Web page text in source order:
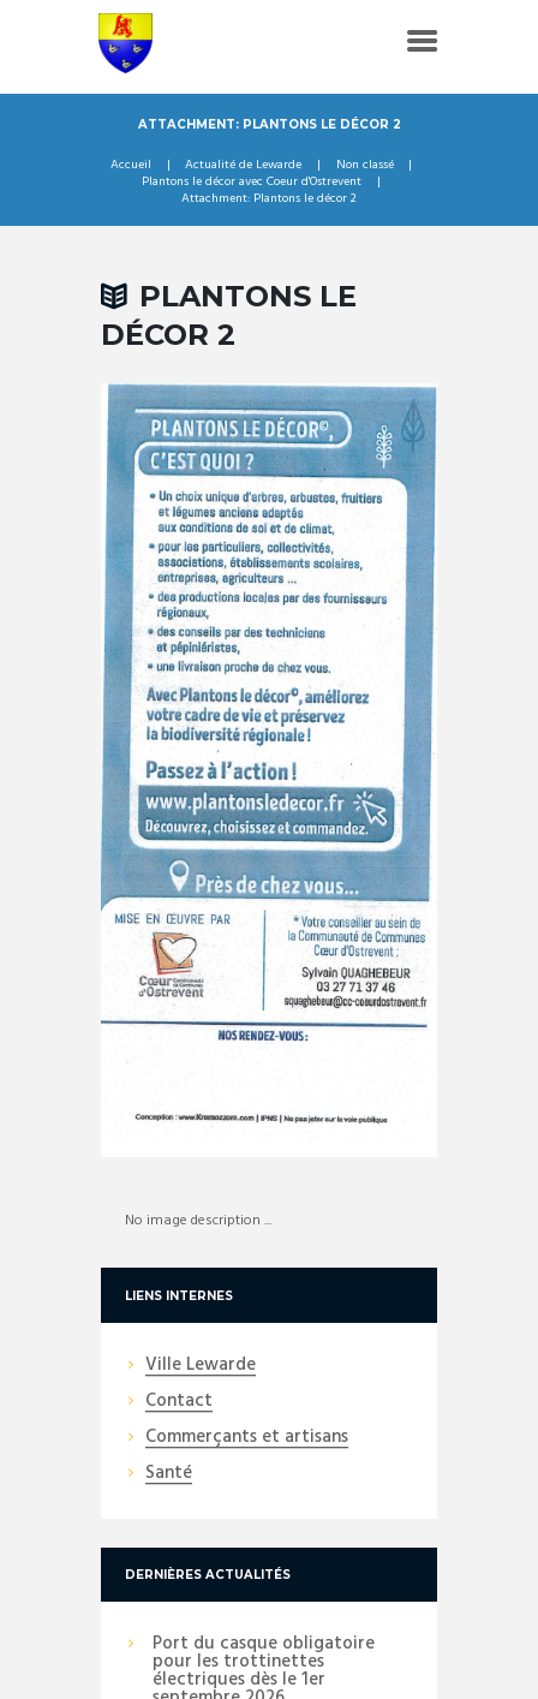
ATTACHMENT: PLANTONS LE DÉCOR 2
Accueil Actualité de Lewarde
Non classé
Plantons le décor avec Coeur d'Ostrevent
Attachment: Plantons le décor 2
PLANTONS LE
DÉCOR 2
No image description ...
LIENS INTERNES
Ville Lewarde
Contact
Commerçants et artisans
Santé
DERNIÈRES ACTUALITÉS
Port du casque obligatoire
pour les trottinettes
électriques dès le 1er